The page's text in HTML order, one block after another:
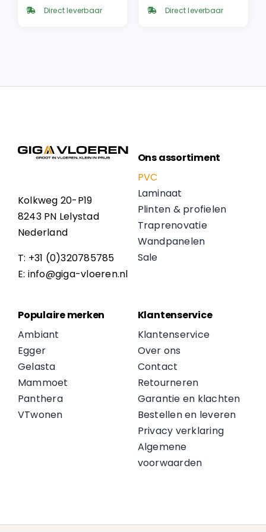
was:
is: Direct leverbaar was:
is: Direct leverbaar
Kolkweg 20-P19
8243 PN Lelystad
Nederland
T: +31 (0)320785785
E: info@giga-vloeren.nl
Ons assortiment
PVC
Laminaat
Plinten & profielen
Traprenovatie
Wandpanelen
Sale
Populaire merken
Ambiant
Egger
Gelasta
Mammoet
Panthera
VTwonen
Klantenservice
Klantenservice
Over ons
Contact
Retourneren
Garantie en klachten
Bestellen en leveren
Privacy verklaring
Algemene
voorwaarden